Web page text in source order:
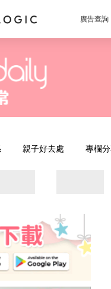
廣告查詢
親子好去處 專欄